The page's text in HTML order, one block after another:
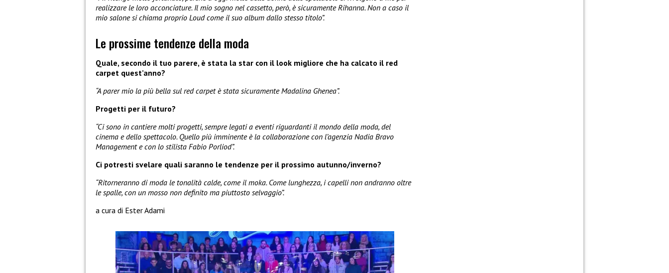
realizzare le loro acconciature. Il mio sogno nel cassetto, però, è sicuramente Rihanna. Non a caso il
mio salone si chiama proprio Loud come il suo album dallo stesso titolo”.
Le prossime tendenze della moda
Quale, secondo il tuo parere, è stata la star con il look migliore che ha calcato il red
carpet quest’anno?
“A parer mio la più bella sul red carpet è stata sicuramente Madalina Ghenea”.
Progetti per il futuro?
“Ci sono in cantiere molti progetti, sempre legati a eventi riguardanti il mondo della moda, del
cinema e dello spettacolo. Quello più imminente è la collaborazione con l’agenzia Nadia Bravo
Management e con lo stilista Fabio Porliod”.
Ci potresti svelare quali saranno le tendenze per il prossimo autunno/inverno?
“Ritorneranno di moda le tonalità calde, come il moka. Come lunghezza, i capelli non andranno oltre
le spalle, con un mosso non definito ma piuttosto selvaggio”.
a cura di Ester Adami